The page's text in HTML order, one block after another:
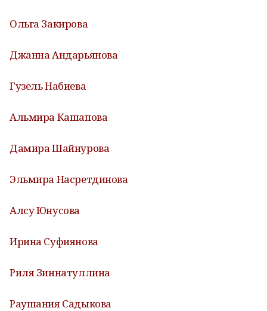
Ольга Закирова
Джанна Андарьянова
Гузель Набиева
Альмира Кашапова
Дамира Шайнурова
Эльмира Насретдинова
Алсу Юнусова
Ирина Суфиянова
Риля Зиннатуллина
Раушания Садыкова